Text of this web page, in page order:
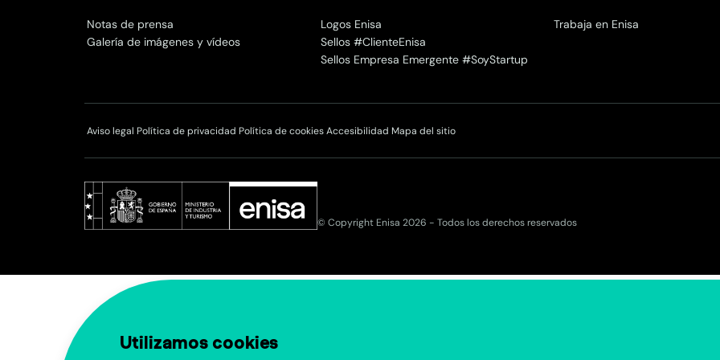
Utilizamos cookies
Notas de prensa
Galería de imágenes y vídeos
Logos Enisa
Sellos #ClienteEnisa
Sellos Empresa Emergente #SoyStartup
Trabaja en Enisa
Aviso legal Política de privacidad Política de cookies Accesibilidad Mapa del sitio
© Copyright Enisa 2026 - Todos los derechos reservados